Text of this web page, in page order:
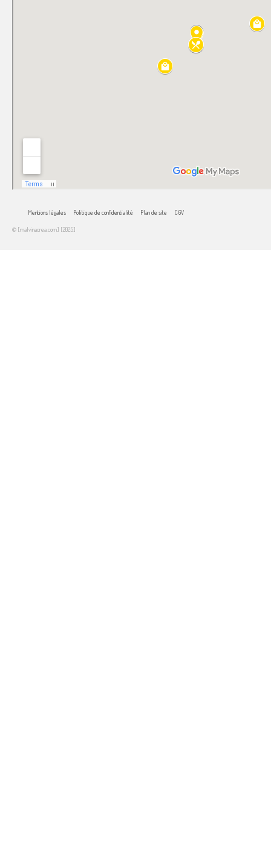
Mentions légales Politique de confidentialité Plan de site CGV
© [malvinacrea.com] [2025]